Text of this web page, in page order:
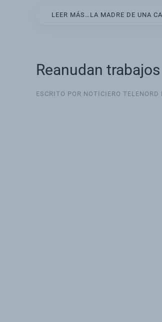
LEER MÁS…LA MADRE DE UNA
Reanudan
ESCRITO POR NOTICIERO TELENORD